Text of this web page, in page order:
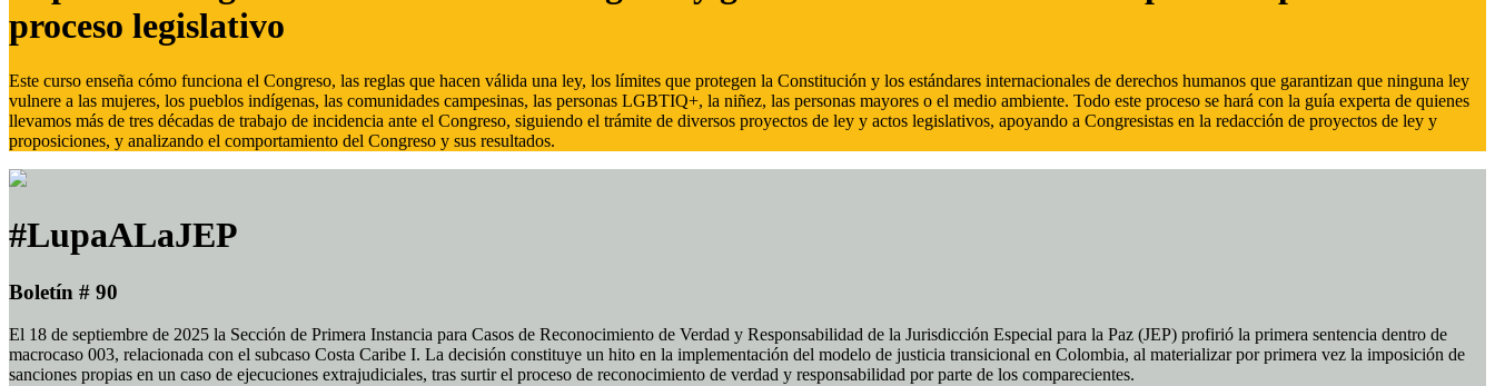
proceso legislativo
Este curso enseña cómo funciona el Congreso, las reglas que hacen válida una ley, los límites que protegen la Constitución y los estándares internacionales de derechos humanos que garantizan que ninguna ley
vulnere a las mujeres, los pueblos indígenas, las comunidades campesinas, las personas LGBTIQ+, la niñez, las personas mayores o el medio ambiente. Todo este proceso se hará con la guía experta de quienes
llevamos más de tres décadas de trabajo de incidencia ante el Congreso, siguiendo el trámite de diversos proyectos de ley y actos legislativos, apoyando a Congresistas en la redacción de proyectos de ley y
proposiciones, y analizando el comportamiento del Congreso y sus resultados.
#LupaALaJEP
Boletín # 90
El 18 de septiembre de 2025 la Sección de Primera Instancia para Casos de Reconocimiento de Verdad y Responsabilidad de la Jurisdicción Especial para la Paz (JEP) profirió la primera sentencia dentro de
macrocaso 003, relacionada con el subcaso Costa Caribe I. La decisión constituye un hito en la implementación del modelo de justicia transicional en Colombia, al materializar por primera vez la imposición de
sanciones propias en un caso de ejecuciones extrajudiciales, tras surtir el proceso de reconocimiento de verdad y responsabilidad por parte de los comparecientes.